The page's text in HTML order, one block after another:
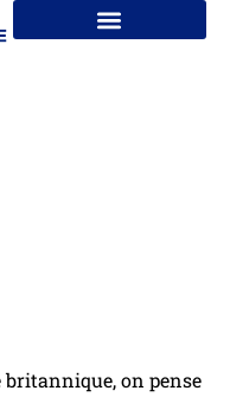
britannique, on pense